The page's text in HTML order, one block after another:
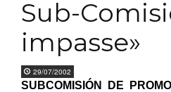
Sub-
impasse»
29/07/2002
SUBCOMISIÓN DE